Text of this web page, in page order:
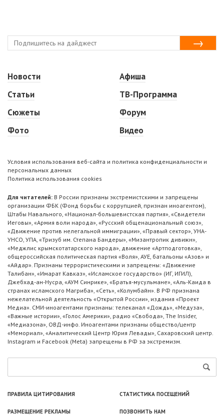
Новости
Статьи
Сюжеты
Фото
Афиша
ТВ-Программа
Форум
Видео
Условия использования веб-сайта и политика конфиденциальности и
персональных данных
Политика использования cookies
Для читателей: В России признаны экстремистскими и запрещены
организации ФБК (Фонд борьбы с коррупцией, признан иноагентом),
Штабы Навального, «Национал-большевистская партия», «Свидетели
Иеговы», «Армия воли народа», «Русский общенациональный союз»,
«Движение против нелегальной иммиграции», «Правый сектор», УНА-
УНСО, УПА, «Тризуб им. Степана Бандеры», «Мизантропик дивижн»,
«Меджлис крымскотатарского народа», движение «Артподготовка»,
общероссийская политическая партия «Воля», АУЕ, батальоны «Азов» и
«Айдар». Признаны террористическими и запрещены: «Движение
Талибан», «Имарат Кавказ», «Исламское государство» (ИГ, ИГИЛ),
Джебхад-ан-Нусра, «АУМ Синрике», «Братья-мусульмане», «Аль-Каида в
странах исламского Магриба», «Сеть», «Колумбайн». В РФ признана
нежелательной деятельность «Открытой России», издания «Проект
Медиа». СМИ-иноагентами признаны: телеканал «Дождь», «Медуза»,
«Важные истории», «Голос Америки», радио «Свобода», The Insider,
«Медиазона», ОВД-инфо. Иноагентами признаны общество/центр
«Мемориал», «Аналитический Центр Юрия Левады», Сахаровский центр.
Instagram и Facebook (Metа) запрещены в РФ за экстремизм.
ПРАВИЛА ЦИТИРОВАНИЯ СТАТИСТИКА ПОСЕЩЕНИЙ
РАЗМЕЩЕНИЕ РЕКЛАМЫ ПОЗВОНИТЬ НАМ